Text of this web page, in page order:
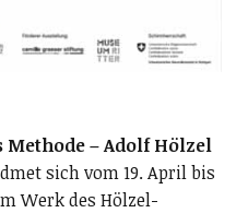
Methode – Adolf Hölzel
sich vom 19. April bis
Werk des Hölzel-